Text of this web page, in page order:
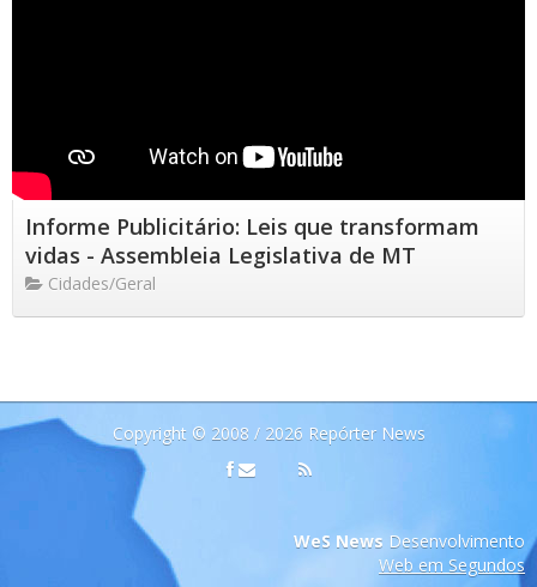
Informe Publicitário: Leis que transformam
vidas - Assembleia Legislativa de MT
Cidades/Geral
Copyright © 2008 / 2026 Repórter News
WeS News Desenvolvimento
Web em Segundos